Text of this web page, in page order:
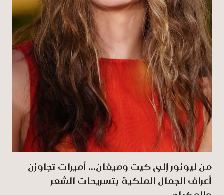
من ليونور إلى كيت وميغان... أميرات تجاوزن
أعراف الجمال الملكية بتسريحات الشعر